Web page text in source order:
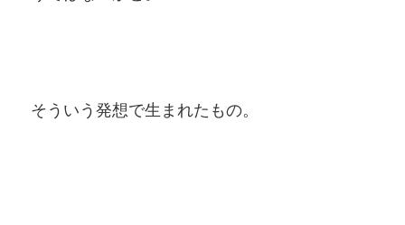
そういう発想で生まれたもの。